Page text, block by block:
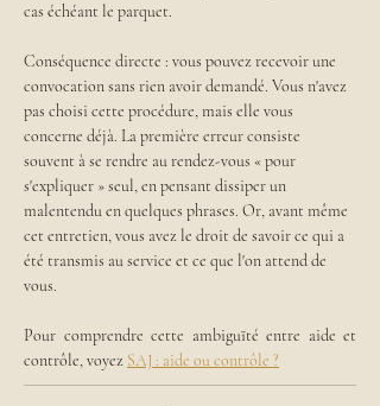
cas échéant le parquet.
Conséquence directe : vous pouvez recevoir une
convocation sans rien avoir demandé. Vous n'avez
pas choisi cette procédure, mais elle vous
concerne déjà. La première erreur consiste
souvent à se rendre au rendez-vous « pour
s'expliquer » seul, en pensant dissiper un
malentendu en quelques phrases. Or, avant même
cet entretien, vous avez le droit de savoir ce qui a
été transmis au service et ce que l'on attend de
vous.
Pour comprendre cette ambiguïté entre aide et
contrôle, voyez SAJ : aide ou contrôle ?